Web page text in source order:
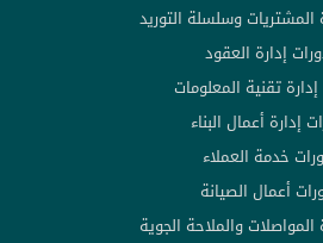
المشتريات وسلسلة التوريد
إدارة العقود
تقنية المعلومات
إدارة أعمال البناء
خدمة العملاء
أعمال الصيانة
المواصلات والملاحة الجوية